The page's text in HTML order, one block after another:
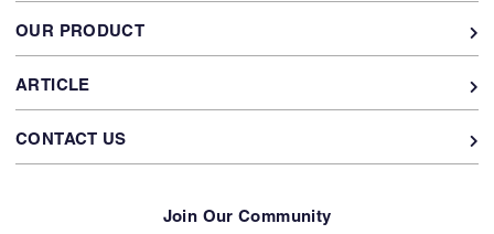
OUR PRODUCT
ARTICLE
CONTACT US
Join Our Community